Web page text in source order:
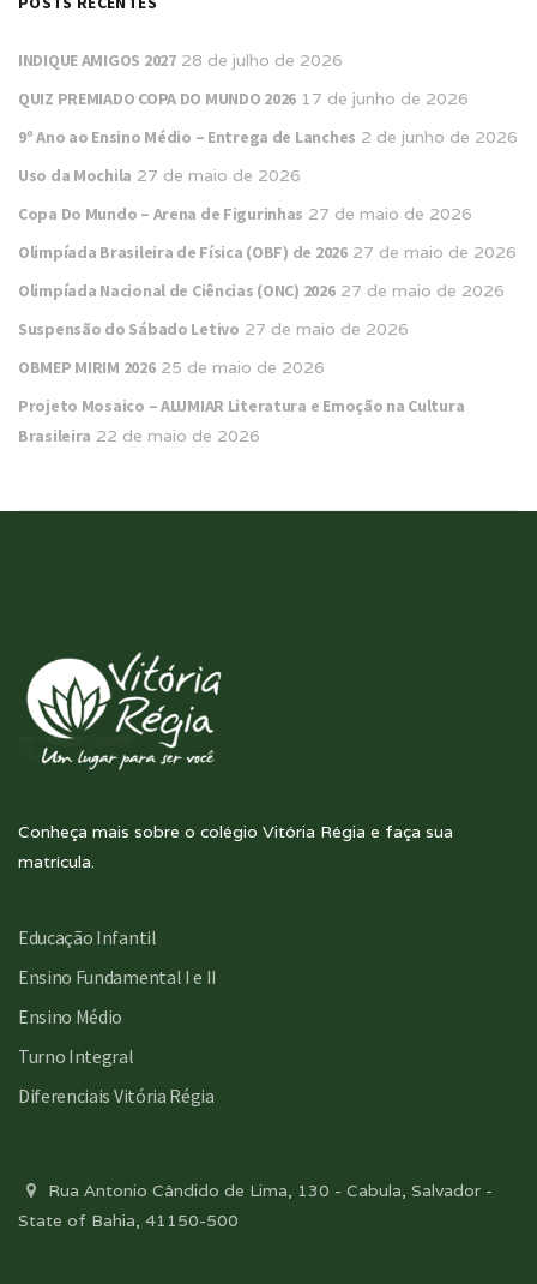
INDIQUE AMIGOS 2027 28 de julho de 2026
QUIZ PREMIADO COPA DO MUNDO 2026 17 de junho de 2026
9º Ano ao Ensino Médio – Entrega de Lanches 2 de junho de 2026
Uso da Mochila 27 de maio de 2026
Copa Do Mundo – Arena de Figurinhas 27 de maio de 2026
Olimpíada Brasileira de Física (OBF) de 2026 27 de maio de 2026
Olimpíada Nacional de Ciências (ONC) 2026 27 de maio de 2026
Suspensão do Sábado Letivo 27 de maio de 2026
OBMEP MIRIM 2026 25 de maio de 2026
Projeto Mosaico – ALUMIAR Literatura e Emoção na Cultura
Brasileira 22 de maio de 2026
Conheça mais sobre o colégio Vitória Régia e faça sua
matrícula.
Educação Infantil
Ensino Fundamental I e II
Ensino Médio
Turno Integral
Diferenciais Vitória Régia
Rua Antonio Cândido de Lima, 130 - Cabula, Salvador -
State of Bahia, 41150-500